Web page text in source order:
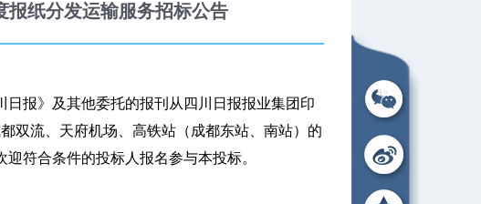
报纸分发运输服务招标公告
报》及其他委托的报刊从四川日报报业集团印
双流、天府机场、高铁站（成都东站、南站）的
符合条件的投标人报名参与本投标。